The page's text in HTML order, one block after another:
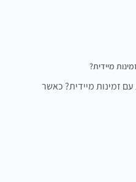
מיידית?
זמינות מיידית? כאשר